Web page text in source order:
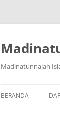
Langsung
Madinatunnajah
BERANDA